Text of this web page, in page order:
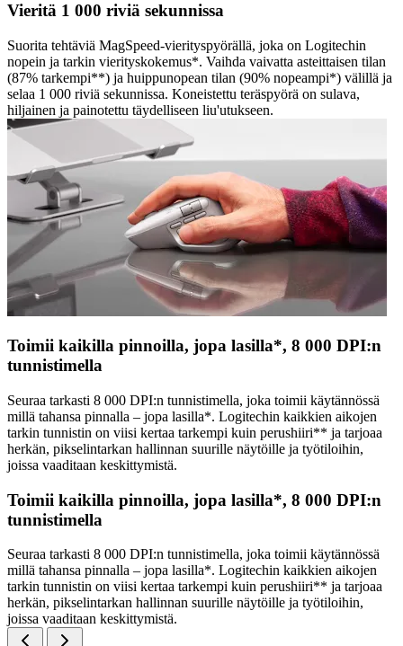
Vieritä 1 000 riviä sekunnissa
Suorita tehtäviä MagSpeed-vierityspyörällä, joka on Logitechin
nopein ja tarkin vierityskokemus*. Vaihda vaivatta asteittaisen tilan
(87% tarkempi**) ja huippunopean tilan (90% nopeampi*) välillä ja
selaa 1 000 riviä sekunnissa. Koneistettu teräspyörä on sulava,
hiljainen ja painotettu täydelliseen liu'utukseen.
Toimii kaikilla pinnoilla, jopa lasilla*, 8 000 DPI:n
tunnistimella
Seuraa tarkasti 8 000 DPI:n tunnistimella, joka toimii käytännössä
millä tahansa pinnalla – jopa lasilla*. Logitechin kaikkien aikojen
tarkin tunnistin on viisi kertaa tarkempi kuin perushiiri** ja tarjoaa
herkän, pikselintarkan hallinnan suurille näytöille ja työtiloihin,
joissa vaaditaan keskittymistä.
Toimii kaikilla pinnoilla, jopa lasilla*, 8 000 DPI:n
tunnistimella
Seuraa tarkasti 8 000 DPI:n tunnistimella, joka toimii käytännössä
millä tahansa pinnalla – jopa lasilla*. Logitechin kaikkien aikojen
tarkin tunnistin on viisi kertaa tarkempi kuin perushiiri** ja tarjoaa
herkän, pikselintarkan hallinnan suurille näytöille ja työtiloihin,
joissa vaaditaan keskittymistä.